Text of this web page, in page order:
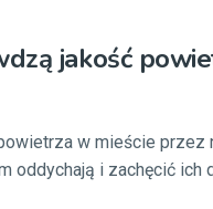
jakość
w mieście
oddychają i zachęcić ich